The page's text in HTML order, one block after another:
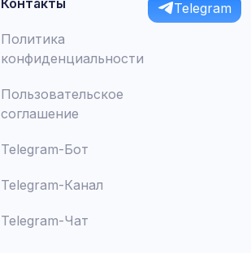
Контакты
Политика
конфиденциальности
Пользовательское
соглашение
Telegram-Бот
Telegram-Канал
Telegram-Чат
Telegram